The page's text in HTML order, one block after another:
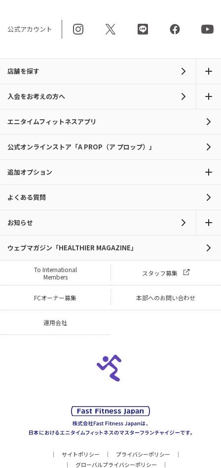
公式アカウント
店舗を探す
入会をお考えの方へ
エニタイムフィットネスアプリ
公式オンラインストア「A PROP（ア プロップ）」
追加オプション
よくある質問
お知らせ
ウェブマガジン「HEALTHIER MAGAZINE」
To International
Members
スタッフ募集
FCオーナー募集 本部へのお問い合わせ
運用会社
サイトポリシー
プライバシーポリシー
グローバルプライバシーポリシー